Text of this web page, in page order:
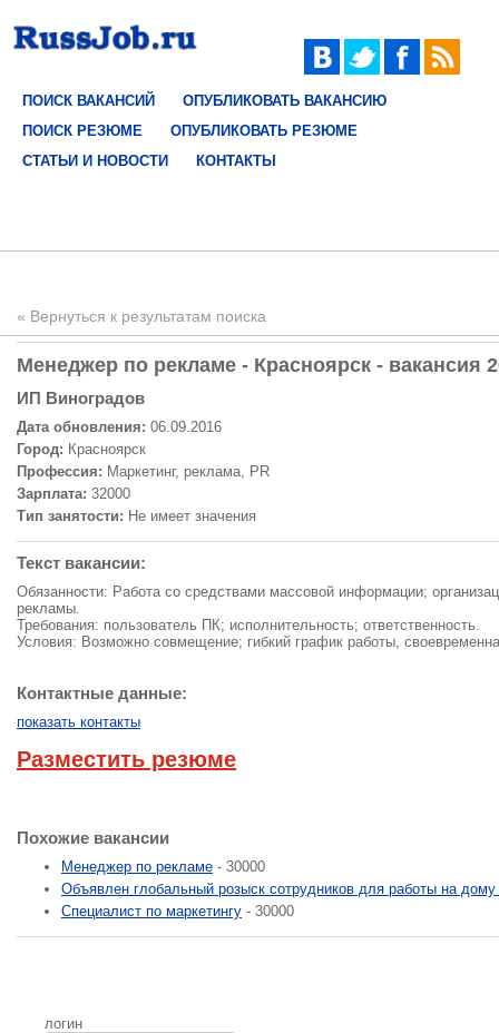
ПОИСК ВАКАНСИЙ
ОПУБЛИКОВАТЬ ВАКАНСИЮ
ПОИСК РЕЗЮМЕ
ОПУБЛИКОВАТЬ РЕЗЮМЕ
СТАТЬИ И НОВОСТИ
КОНТАКТЫ
« Вернуться к результатам поиска
Менеджер по рекламе - Красноярск - вакансия
ИП Виноградов
Дата обновления: 06.09.2016
Город: Красноярск
Профессия: Маркетинг, реклама, PR
Зарплата: 32000
Тип занятости: Не имеет значения
Текст вакансии:
Обязанности: Работа со средствами массовой информации;
рекламы.
Требования: пользователь ПК; исполнительность; ответственность.
Условия: Возможно совмещение; гибкий график работы,
Контактные данные:
показать контакты
Разместить резюме
Похожие вакансии
Менеджер по рекламе - 30000
Объявлен глобальный розыск сотрудников для работы на
Специалист по маркетингу - 30000
логин